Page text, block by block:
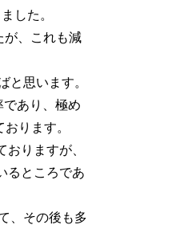
した。
が、これも減
と思います。
あり、極め
ります。
りますが、
るところであ
、その後も多